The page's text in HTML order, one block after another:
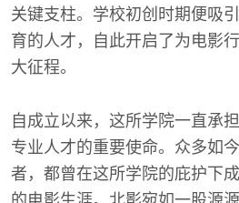
关键支柱。学校初创时期便吸
育的人才，自此开启了为电影
大征程。
自成立以来，这所学院一直承
专业人才的重要使命。众多如
者，都曾在这所学院的庇护下